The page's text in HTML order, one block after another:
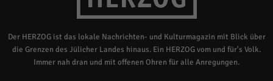
Der HERZOG ist das lokale Nachrichten- und Kulturmagazin mit Blick über
die Grenzen des Jülicher Landes hinaus. Ein HERZOG vom und für's Volk.
Immer nah dran und mit offenen Ohren für alle Anregungen.